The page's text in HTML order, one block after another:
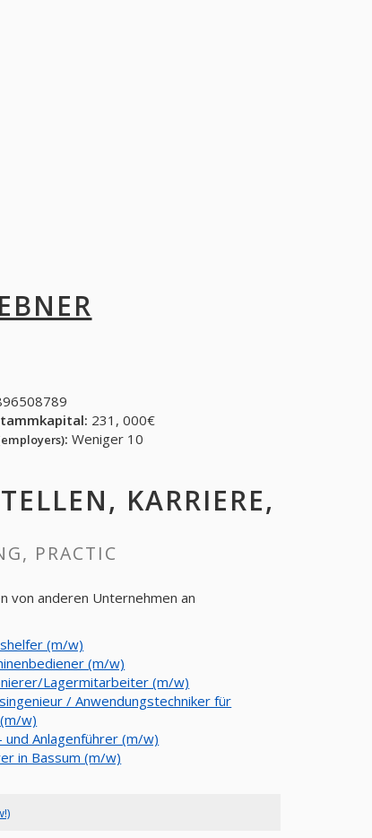
231, 000€
: Weniger 10
KARRIERE,
PRACTIC
von anderen Unternehmen an
(m/w)
(m/w)
Lagermitarbeiter (m/w)
/ Anwendungstechniker für
w)
und Anlagenführer (m/w)
in Bassum (m/w)